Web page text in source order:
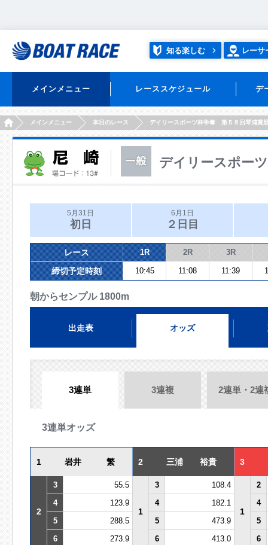
知る楽しむ レーサ
メインメニュー レーススケジュール デ
HOMEメインメニュー 本日のレース デイリースポーツ杯争奪 第５８回琴浦賞
デイリースポー
5月31日
初日
6月1日
２日目
レース 1R 2R 3R
締切予定時刻 10:45 11:08 11:39
朝からセンプル 1800m
出走表 オッズ
3連単 3連複 2連単・2連
3連単オッズ
1 岩井 繁 2 三浦 裕貴 3
2
3 55.5
1
3 108.4
1
2
4
123.9 4 182.1
4
5
288.5 5 473.9
5
6
273.9 6 413.0 6